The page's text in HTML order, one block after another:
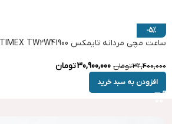
-5%
ساعت مچی مردانه تایمکس TIMEX TW2W41900
32,400,000تومان 30,900,000تومان
افزودن به سبد خرید